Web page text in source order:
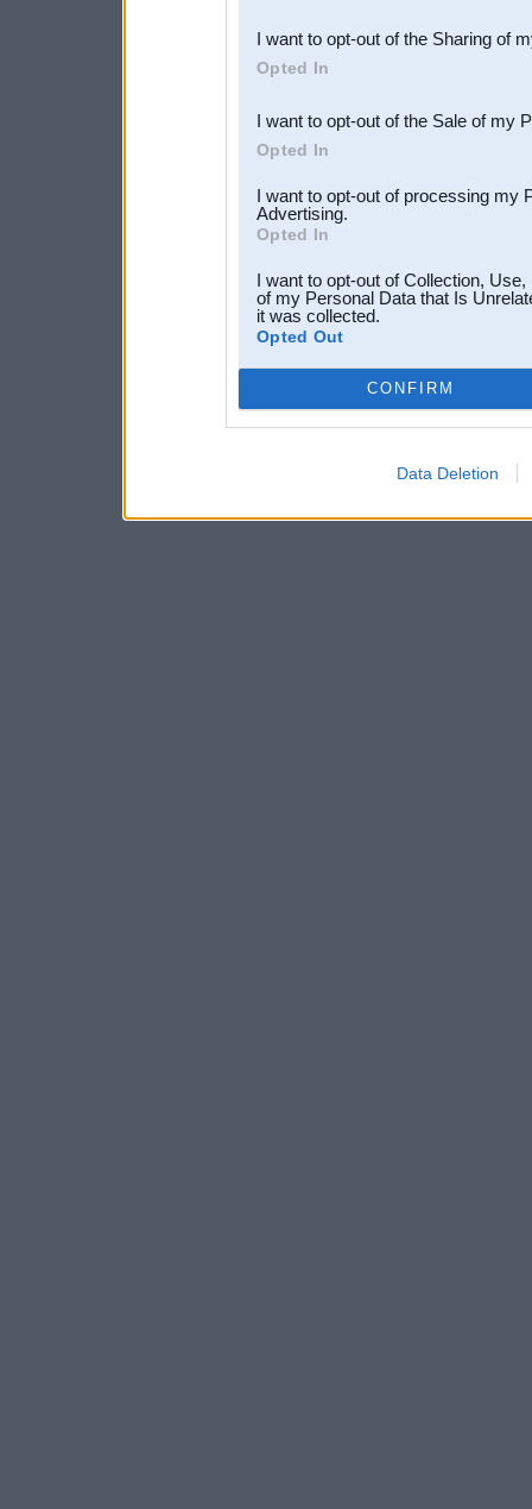
Downstream Participants
third parties.
I want to opt-out of the Sharing of
Opted In
I want to opt-out of the Sale of my
Opted In
I want to opt-out of processing my
Advertising.
Opted In
I want to opt-out of Collection,
of my Personal Data that Is
it was collected.
Opted Out
CONFIRM
Data Deletion